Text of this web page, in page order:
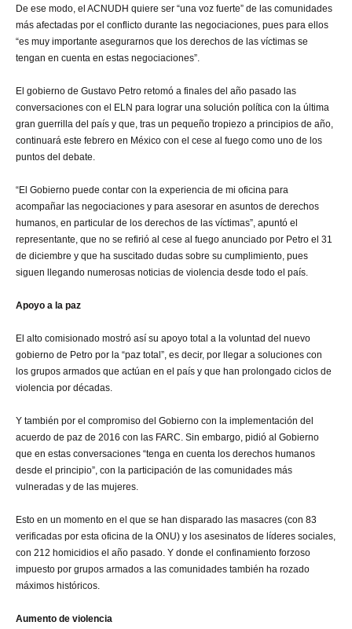
De ese modo, el ACNUDH quiere ser “una voz fuerte” de las comunidades
más afectadas por el conflicto durante las negociaciones, pues para ellos
“es muy importante asegurarnos que los derechos de las víctimas se
tengan en cuenta en estas negociaciones”.
El gobierno de Gustavo Petro retomó a finales del año pasado las
conversaciones con el ELN para lograr una solución política con la última
gran guerrilla del país y que, tras un pequeño tropiezo a principios de año,
continuará este febrero en México con el cese al fuego como uno de los
puntos del debate.
“El Gobierno puede contar con la experiencia de mi oficina para
acompañar las negociaciones y para asesorar en asuntos de derechos
humanos, en particular de los derechos de las víctimas”, apuntó el
representante, que no se refirió al cese al fuego anunciado por Petro el 31
de diciembre y que ha suscitado dudas sobre su cumplimiento, pues
siguen llegando numerosas noticias de violencia desde todo el país.
Apoyo a la paz
El alto comisionado mostró así su apoyo total a la voluntad del nuevo
gobierno de Petro por la “paz total”, es decir, por llegar a soluciones con
los grupos armados que actúan en el país y que han prolongado ciclos de
violencia por décadas.
Y también por el compromiso del Gobierno con la implementación del
acuerdo de paz de 2016 con las FARC. Sin embargo, pidió al Gobierno
que en estas conversaciones “tenga en cuenta los derechos humanos
desde el principio”, con la participación de las comunidades más
vulneradas y de las mujeres.
Esto en un momento en el que se han disparado las masacres (con 83
verificadas por esta oficina de la ONU) y los asesinatos de líderes sociales,
con 212 homicidios el año pasado. Y donde el confinamiento forzoso
impuesto por grupos armados a las comunidades también ha rozado
máximos históricos.
Aumento de violencia